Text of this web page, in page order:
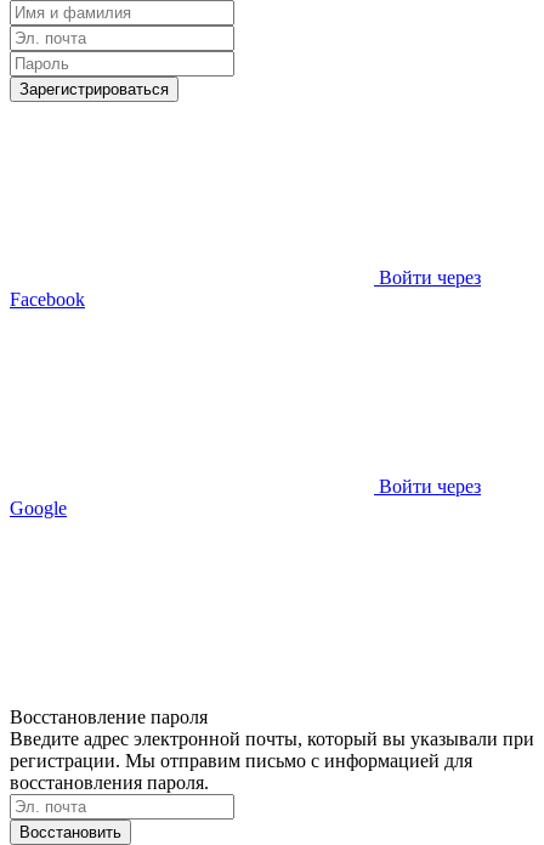
Зарегистрироваться
Войти через
Facebook
Войти через
Google
Восстановление пароля
Введите адрес электронной почты, который вы указывали при
регистрации. Мы отправим письмо с информацией для
восстановления пароля.
Восстановить